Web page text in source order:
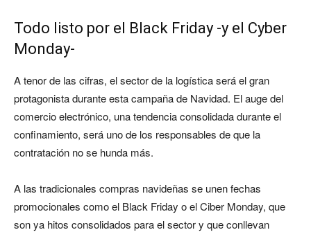
Todo listo por el Black Friday -y el Cyber
Monday-
A tenor de las cifras, el sector de la logística será el gran
protagonista durante esta campaña de Navidad. El auge del
comercio electrónico, una tendencia consolidada durante el
confinamiento, será uno de los responsables de que la
contratación no se hunda más.
A las tradicionales compras navideñas se unen fechas
promocionales como el Black Friday o el Ciber Monday, que
son ya hitos consolidados para el sector y que conllevan